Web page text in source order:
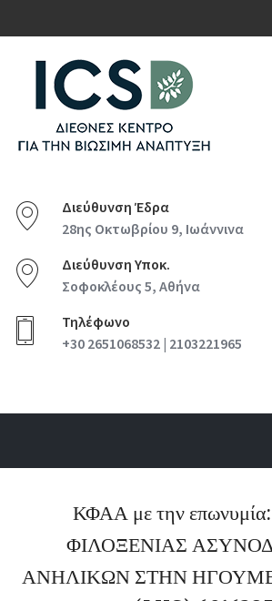
Διεύθυνση Έδρα
28ης Οκτωβρίου 9, Ιωάννινα
Διεύθυνση Υποκ.
Σοφοκλέους 5, Αθήνα
Τηλέφωνο
+30 2651068532 | 2103221965
ΚΦΑΑ με την
ΦΙΛΟΞΕΝΙΑΣ
ΑΝΗΛΙΚΩΝ ΣΤΗΝ